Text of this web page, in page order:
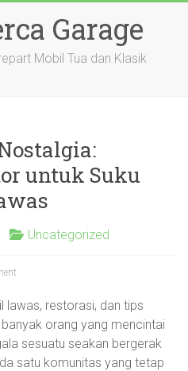
Garage
Mobil Tua dan Klasik
untuk Suku
Uncategorized
lawas, restorasi, dan tips
orang yang mencintai
sesuatu seakan bergerak
satu komunitas yang tetap